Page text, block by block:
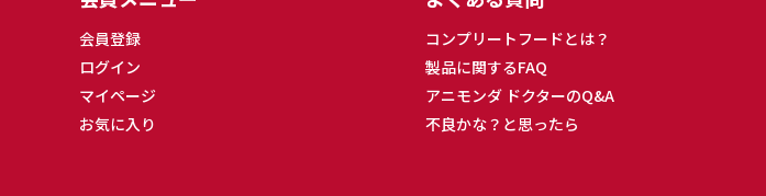
会員登録
ログイン
マイページ
お気に入り
コンプリートフードとは？
製品に関するFAQ
アニモンダ ドクターのQ&A
不良かな？と思ったら